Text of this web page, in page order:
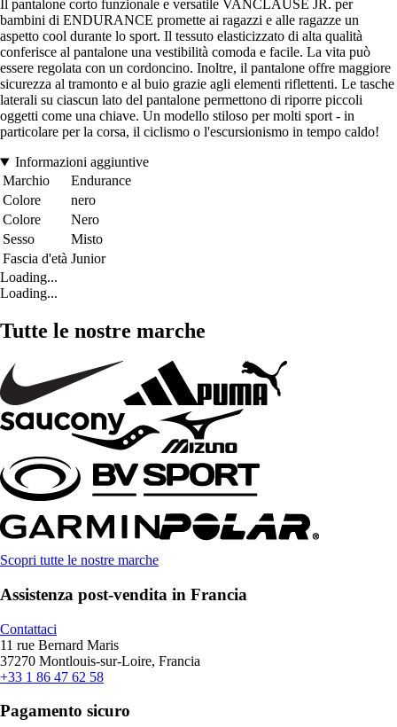
Il pantalone corto funzionale e versatile VANCLAUSE JR. per
bambini di ENDURANCE promette ai ragazzi e alle ragazze un
aspetto cool durante lo sport. Il tessuto elasticizzato di alta qualità
conferisce al pantalone una vestibilità comoda e facile. La vita può
essere regolata con un cordoncino. Inoltre, il pantalone offre maggiore
sicurezza al tramonto e al buio grazie agli elementi riflettenti. Le tasche
laterali su ciascun lato del pantalone permettono di riporre piccoli
oggetti come una chiave. Un modello stiloso per molti sport - in
particolare per la corsa, il ciclismo o l'escursionismo in tempo caldo!
Informazioni aggiuntive
Marchio
Endurance
Colore
nero
Colore
Nero
Sesso
Misto
Fascia d'età Junior
Loading...
Loading...
Tutte le nostre marche
Scopri tutte le nostre marche
Assistenza post-vendita in Francia
Contattaci
11 rue Bernard Maris
37270 Montlouis-sur-Loire, Francia
+33 1 86 47 62 58
Pagamento sicuro